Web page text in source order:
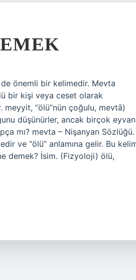
önemli bir kelimedir. Mevta
bir kişi veya ceset olarak
düşünürler, ancak birçok eyvan
mı? mevta – Nişanyan Sözlüğü.